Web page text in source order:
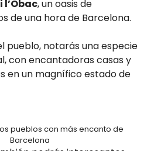
l’Obac, un oasis de
de una hora de Barcelona.
pueblo, notarás una especie
con encantadoras casas y
en un magnífico estado de
pueblos con más encanto de
Barcelona